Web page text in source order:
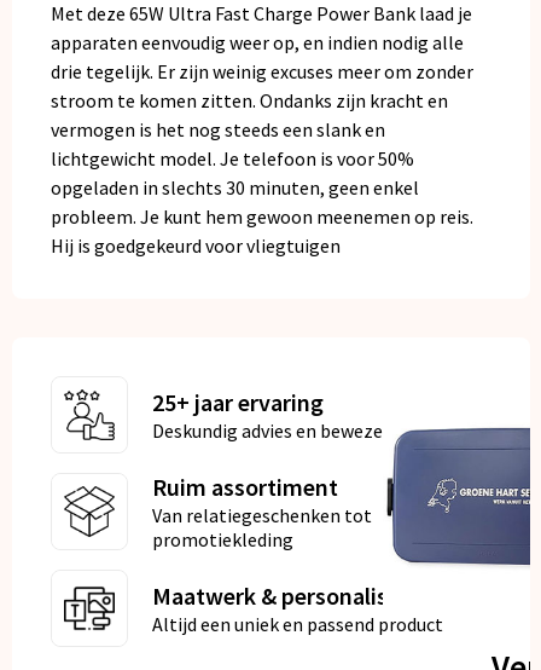
Met deze 65W Ultra Fast Charge Power Bank laad je
apparaten eenvoudig weer op, en indien nodig alle
drie tegelijk. Er zijn weinig excuses meer om zonder
stroom te komen zitten. Ondanks zijn kracht en
vermogen is het nog steeds een slank en
lichtgewicht model. Je telefoon is voor 50%
opgeladen in slechts 30 minuten, geen enkel
probleem. Je kunt hem gewoon meenemen op reis.
Hij is goedgekeurd voor vliegtuigen
25+ jaar ervaring
Deskundig advies en bewezen kwaliteit
Ruim assortiment
Van relatiegeschenken tot
promotiekleding
Maatwerk & personalisatie
Altijd een uniek en passend product